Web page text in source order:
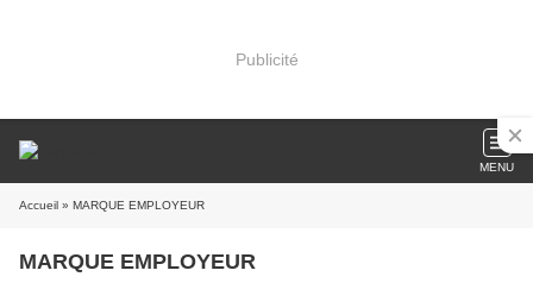
Publicité
MENU
Accueil » MARQUE EMPLOYEUR
MARQUE EMPLOYEUR